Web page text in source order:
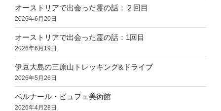
オーストリアで出会った霊の話：２回目
2026年6月20日
オーストリアで出会った霊の話：1回目
2026年6月19日
伊豆大島の三原山トレッキング&ドライブ
2026年5月26日
ベルナール・ビュフェ美術館
2026年4月28日